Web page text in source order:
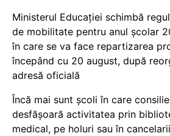
Ministerul Educației schimbă
de mobilitate pentru anul școlar
în care se va face repartizarea
începând cu 20 august, după
adresă oficială
Încă mai sunt școli în care
desfășoară activitatea prin
medical, pe holuri sau în